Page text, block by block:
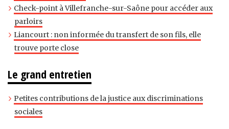
Check-point à Villefranche-sur-Saône pour accéder aux
parloirs
Liancourt : non informée du transfert de son fils, elle
trouve porte close
Le grand entretien
Petites contributions de la justice aux discriminations
sociales